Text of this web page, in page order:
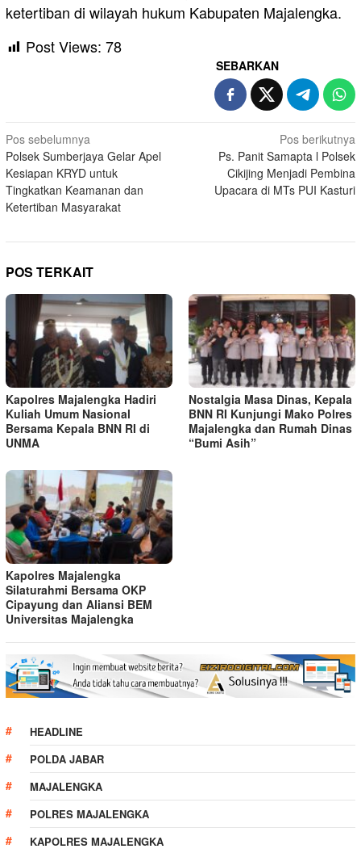
ketertiban di wilayah hukum Kabupaten Majalengka.
Post Views: 78
SEBARKAN
Navigasi
pos
Pos sebelumnya
Polsek Sumberjaya Gelar Apel
Kesiapan KRYD untuk
Tingkatkan Keamanan dan
Ketertiban Masyarakat
Pos berikutnya
Ps. Panit Samapta l Polsek
Cikijing Menjadi Pembina
Upacara di MTs PUI Kasturi
POS TERKAIT
Kapolres Majalengka Hadiri
Kuliah Umum Nasional
Bersama Kepala BNN RI di
UNMA
Nostalgia Masa Dinas, Kepala
BNN RI Kunjungi Mako Polres
Majalengka dan Rumah Dinas
“Bumi Asih”
Kapolres Majalengka
Silaturahmi Bersama OKP
Cipayung dan Aliansi BEM
Universitas Majalengka
HEADLINE
POLDA JABAR
MAJALENGKA
POLRES MAJALENGKA
KAPOLRES MAJALENGKA